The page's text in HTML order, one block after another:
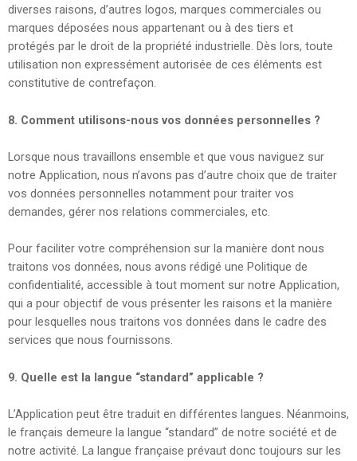
diverses raisons, d’autres logos, marques commerciales ou
marques déposées nous appartenant ou à des tiers et
protégés par le droit de la propriété industrielle. Dès lors, toute
utilisation non expressément autorisée de ces éléments est
constitutive de contrefaçon.
8. Comment utilisons-nous vos données personnelles ?
Lorsque nous travaillons ensemble et que vous naviguez sur
notre Application, nous n’avons pas d’autre choix que de traiter
vos données personnelles notamment pour traiter vos
demandes, gérer nos relations commerciales, etc.
Pour faciliter votre compréhension sur la manière dont nous
traitons vos données, nous avons rédigé une Politique de
confidentialité, accessible à tout moment sur notre Application,
qui a pour objectif de vous présenter les raisons et la manière
pour lesquelles nous traitons vos données dans le cadre des
services que nous fournissons.
9. Quelle est la langue “standard” applicable ?
L’Application peut être traduit en différentes langues. Néanmoins,
le français demeure la langue “standard” de notre société et de
notre activité. La langue française prévaut donc toujours sur les